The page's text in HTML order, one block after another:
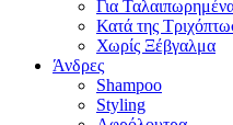
Για
Κατά της
Χωρίς Ξέβγαλμα
Άνδρες
Shampoo
Styling